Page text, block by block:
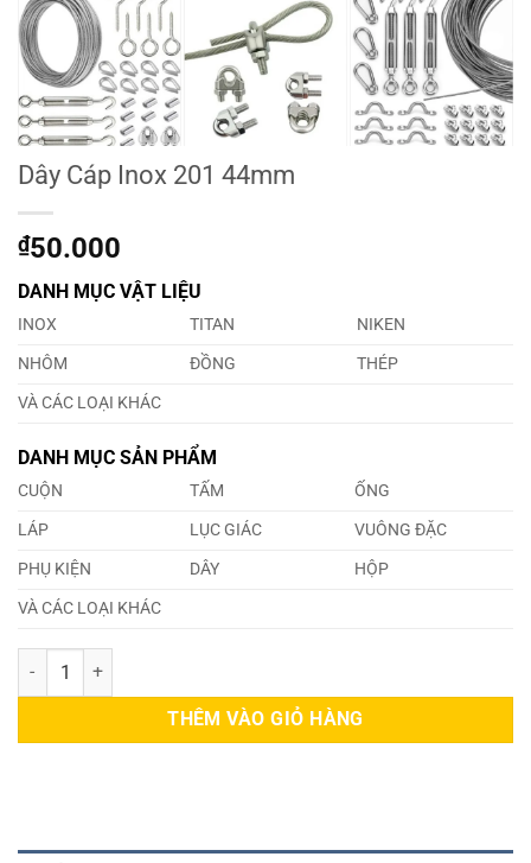
Dây Cáp Inox 201 44mm
₫50.000
DANH MỤC VẬT LIỆU
INOX TITAN
NIKEN
NHÔM
ĐỒNG
THÉP
VÀ CÁC LOẠI KHÁC
DANH MỤC SẢN PHẨM
CUỘN TẤM
ỐNG
LÁP
LỤC GIÁC
VUÔNG ĐẶC
PHỤ KIỆN
DÂY
HỘP
VÀ CÁC LOẠI KHÁC
Dây Cáp Inox 201 44mm số lượng
THÊM VÀO GIỎ HÀNG